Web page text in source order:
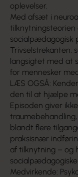
oplevelser.
Med afsæt i
socialpædagogisk
Trivselstrekanten,
langsigtet med at
for mennesker
LÆS OGSÅ:
den til at hjælpe
Episoden giver
blandt flere
praksisnær
af tilknytning – og
Medvirkende: